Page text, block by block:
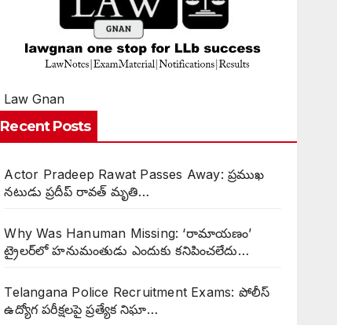
Law Gnan
Recent Posts
Actor Pradeep Rawat Passes Away: ప్రముఖ
నటుడు ప్రదీప్ రావత్ మృతి…
Why Was Hanuman Missing: ‘రామాయణం’
ట్రైలర్‌లో హనుమంతుడు ఎందుకు కనిపించలేదు…
Telangana Police Recruitment Exams: పోలీస్
ఉద్యోగ పరీక్షలపై ప్రత్యేక నిఘా…